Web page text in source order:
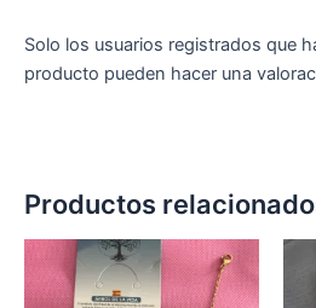
Solo los usuarios registrados que
producto pueden hacer una
Productos
Este